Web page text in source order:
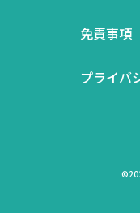
免責事項
プライバ